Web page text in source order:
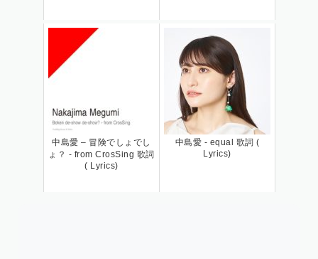
中島愛 – 冒険でしょでし
ょ？ - from CrosSing 歌詞
( Lyrics)
中島愛 - equal 歌詞 (
Lyrics)